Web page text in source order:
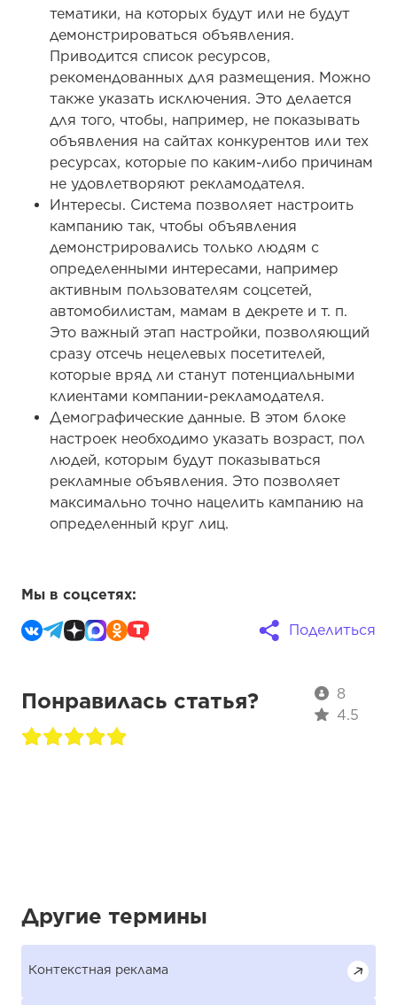
тематики, на которых будут или не будут
демонстрироваться объявления.
Приводится список ресурсов,
рекомендованных для размещения. Можно
также указать исключения. Это делается
для того, чтобы, например, не показывать
объявления на сайтах конкурентов или тех
ресурсах, которые по каким-либо причинам
не удовлетворяют рекламодателя.
Интересы. Система позволяет настроить
кампанию так, чтобы объявления
демонстрировались только людям с
определенными интересами, например
активным пользователям соцсетей,
автомобилистам, мамам в декрете и т. п.
Это важный этап настройки, позволяющий
сразу отсечь нецелевых посетителей,
которые вряд ли станут потенциальными
клиентами компании-рекламодателя.
Демографические данные. В этом блоке
настроек необходимо указать возраст, пол
людей, которым будут показываться
рекламные объявления. Это позволяет
максимально точно нацелить кампанию на
определенный круг лиц.
Мы в соцсетях:
Поделиться
Понравилась статья?
8
4.5
Другие термины
Контекстная реклама